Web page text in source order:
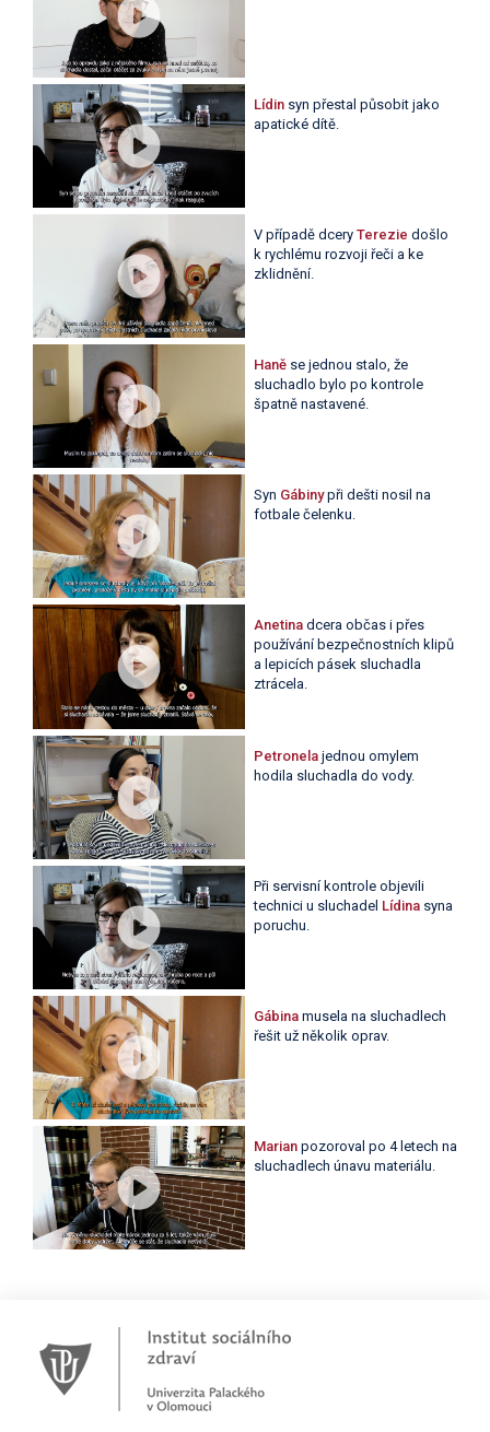
Lídinsyn přestal působit jako
apatické dítě.
V případě dcery Terezie došlo
k rychlému rozvoji řeči a ke
zklidnění.
Haně se jednou stalo, že
sluchadlo bylo po kontrole
špatně nastavené.
Syn Gábinypři dešti nosil na
fotbale čelenku.
Anetina dcera občas i přes
používání bezpečnostních klipů
a lepicích pásek sluchadla
ztrácela.
Petronela jednou omylem
hodila sluchadla do vody.
Při servisní kontrole objevili
technici u sluchadel Lídinasyna
poruchu.
Gábina musela na sluchadlech
řešit už několik oprav.
Marian pozoroval po 4 letech na
sluchadlech únavu materiálu.